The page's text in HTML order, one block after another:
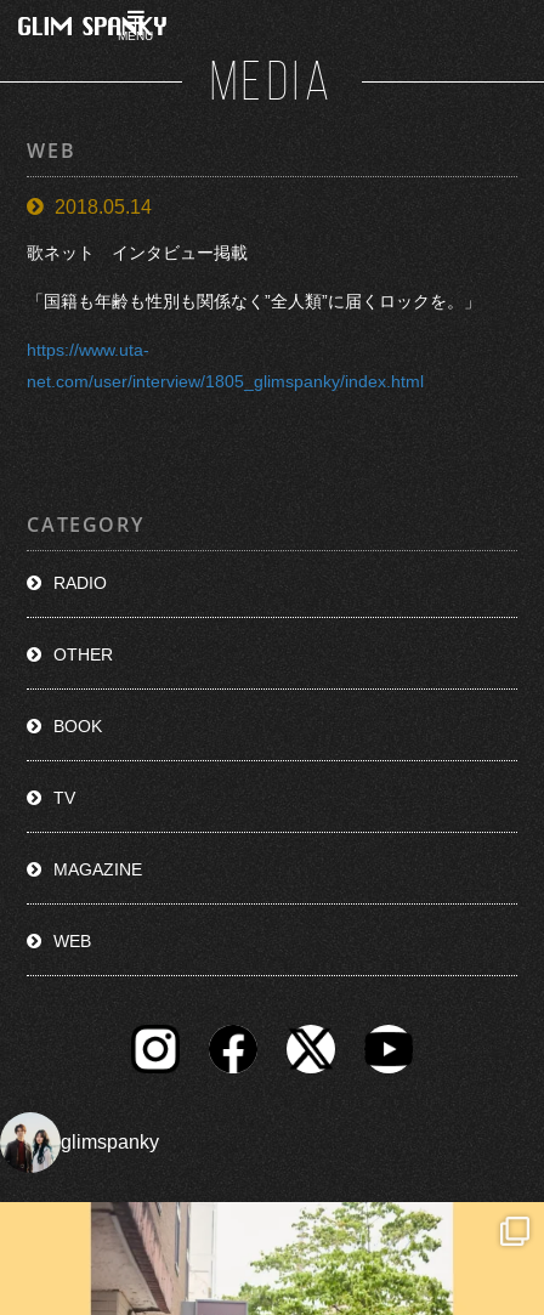
MENU
MEDIA
WEB
2018.05.14
歌ネット インタビュー掲載
「国籍も年齢も性別も関係なく”全人類”に届くロックを。」
https://www.uta-
net.com/user/interview/1805_glimspanky/index.html
CATEGORY
RADIO
OTHER
BOOK
TV
MAGAZINE
WEB
glimspanky